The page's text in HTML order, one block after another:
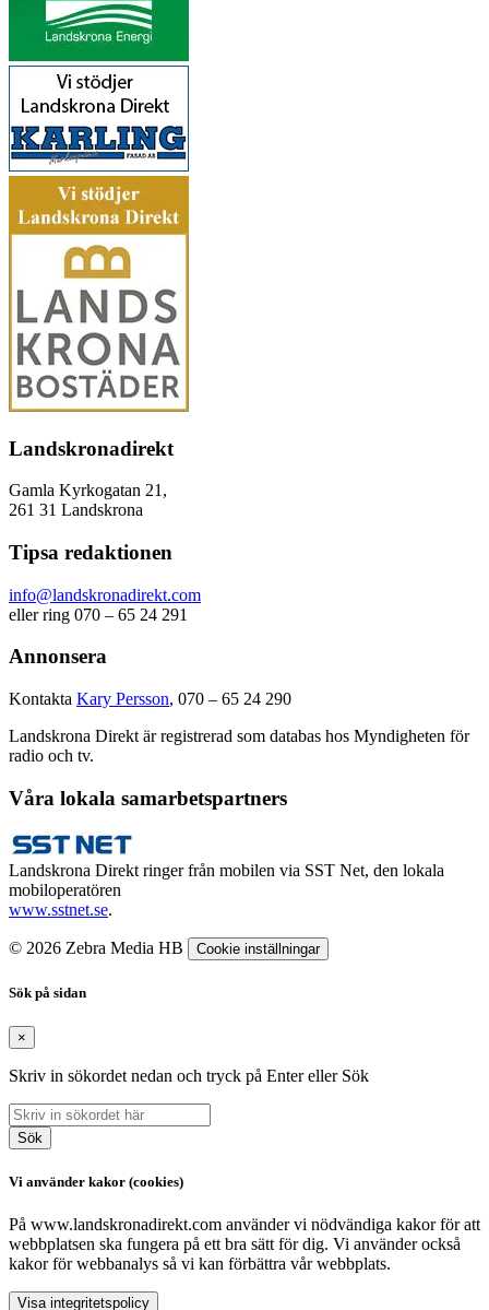
Landskronadirekt
Gamla Kyrkogatan 21,
261 31 Landskrona
Tipsa redaktionen
info@landskronadirekt.com
eller ring 070 – 65 24 291
Annonsera
Kontakta Kary Persson, 070 – 65 24 290
Landskrona Direkt är registrerad som databas hos Myndigheten för
radio och tv.
Våra lokala samarbetspartners
Landskrona Direkt ringer från mobilen via SST Net, den lokala
mobiloperatören
www.sstnet.se.
© 2026 Zebra Media HB Cookie inställningar
Sök på sidan
×
Skriv in sökordet nedan och tryck på Enter eller Sök
Sök
Vi använder kakor (cookies)
På www.landskronadirekt.com använder vi nödvändiga kakor för att
webbplatsen ska fungera på ett bra sätt för dig. Vi använder också
kakor för webbanalys så vi kan förbättra vår webbplats.
Visa integritetspolicy